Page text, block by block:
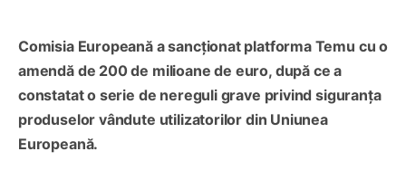
Comisia Europeană a sancționat platforma Temu cu o
amendă de 200 de milioane de euro, după ce a
constatat o serie de nereguli grave privind siguranța
produselor vândute utilizatorilor din Uniunea
Europeană.